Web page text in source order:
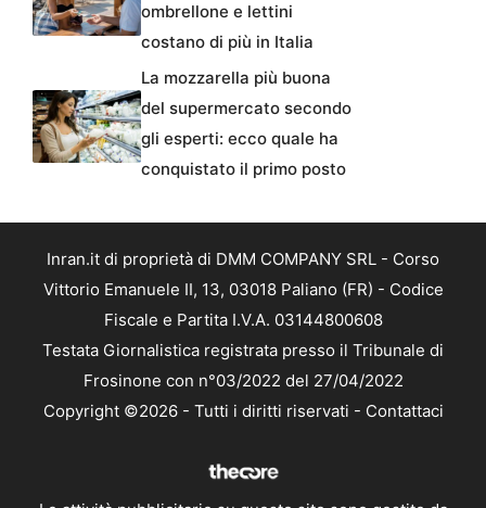
ombrellone e lettini
costano di più in Italia
La mozzarella più buona
del supermercato secondo
gli esperti: ecco quale ha
conquistato il primo posto
Inran.it di proprietà di DMM COMPANY SRL - Corso
Vittorio Emanuele II, 13, 03018 Paliano (FR) - Codice
Fiscale e Partita I.V.A. 03144800608
Testata Giornalistica registrata presso il Tribunale di
Frosinone con n°03/2022 del 27/04/2022
Copyright ©2026 - Tutti i diritti riservati - Contattaci